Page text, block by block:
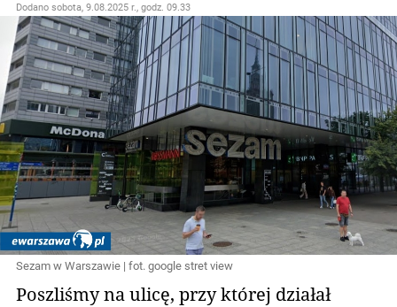
Dodano sobota, 9.08.2025 r., godz. 09.33
Sezam w Warszawie | fot. google stret view
Poszliśmy na ulicę, przy której działał